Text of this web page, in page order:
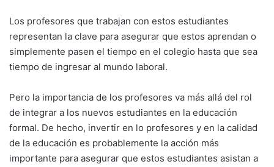
Los profesores que trabajan con estos estudiantes
representan la clave para asegurar que estos aprendan o
simplemente pasen el tiempo en el colegio hasta que sea
tiempo de ingresar al mundo laboral.
Pero la importancia de los profesores va más allá del rol
de integrar a los nuevos estudiantes en la educación
formal. De hecho, invertir en lo profesores y en la calidad
de la educación es probablemente la acción más
importante para asegurar que estos estudiantes asistan a